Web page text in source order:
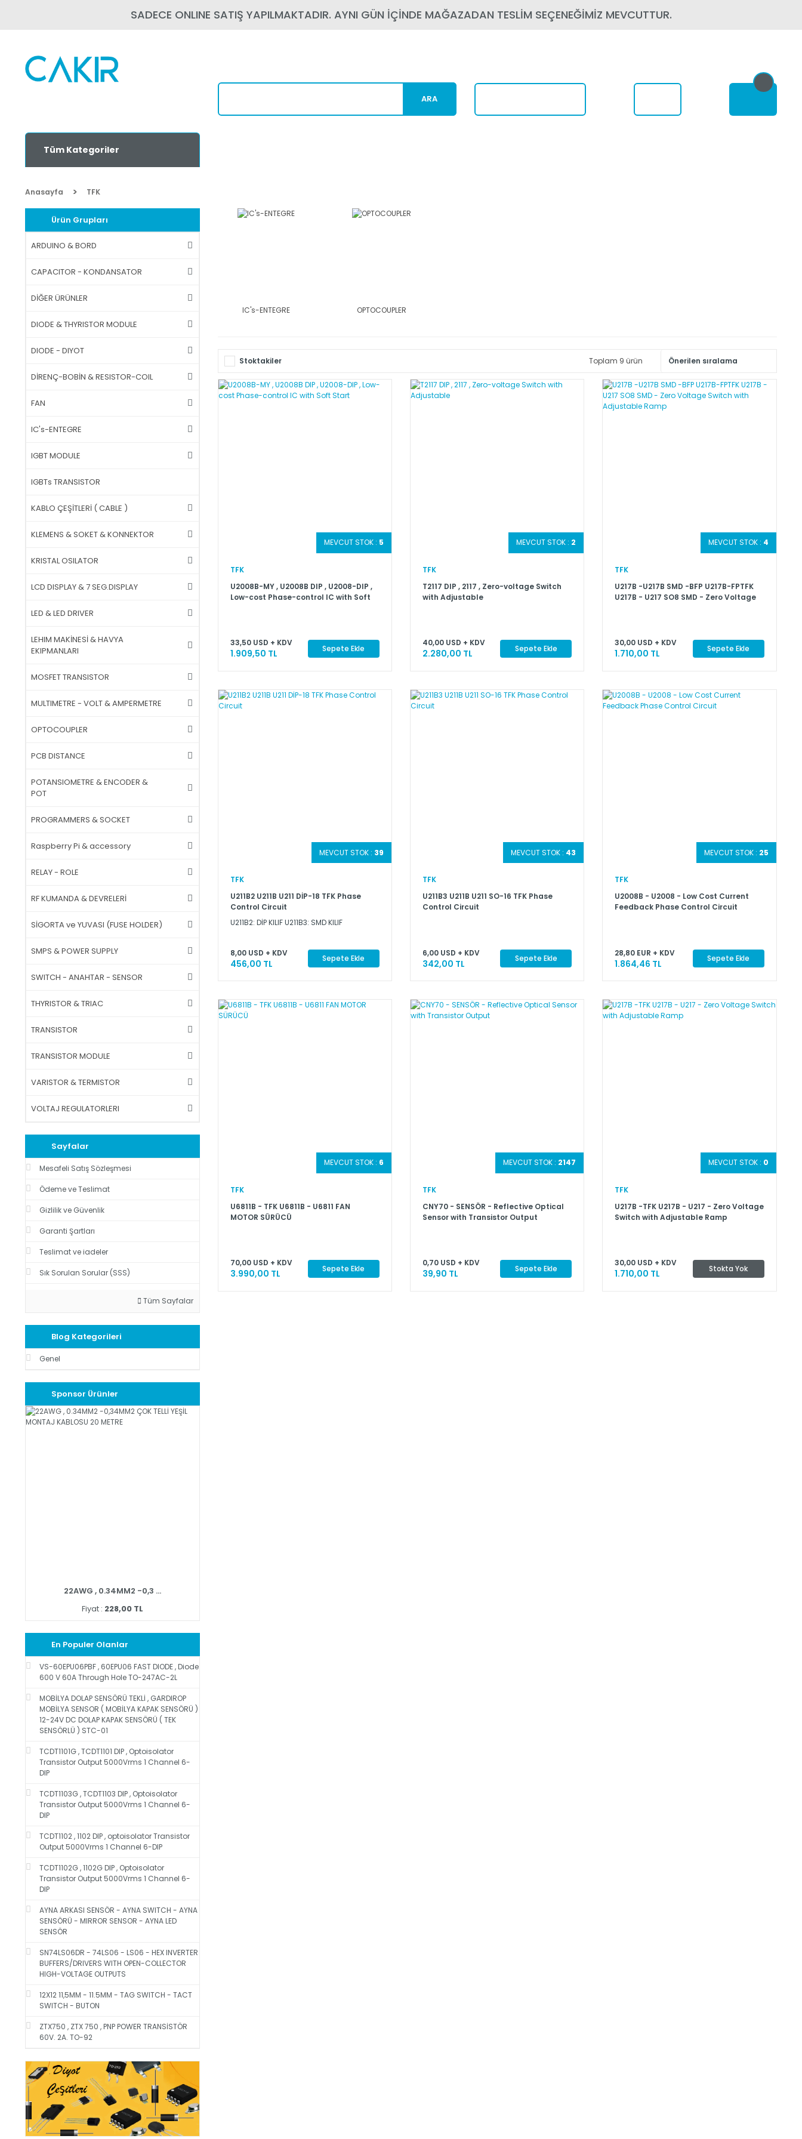
SADECE ONLINE SATIŞ YAPILMAKTADIR. AYNI GÜN İÇİNDE MAĞAZADAN TESLİM SEÇENEĞİMİZ MEVCUTTUR.
ARA
Tüm Kategoriler
Anasayfa TFK
Ürün Grupları
ARDUINO & BORD
CAPACITOR - KONDANSATOR
DİĞER ÜRÜNLER
DIODE & THYRISTOR MODULE
DIODE - DIYOT
DİRENÇ-BOBİN & RESISTOR-COIL
FAN
IC's-ENTEGRE
IGBT MODULE
IGBTs TRANSISTOR
KABLO ÇEŞİTLERİ ( CABLE )
KLEMENS & SOKET & KONNEKTOR
KRISTAL OSILATOR
LCD DISPLAY & 7 SEG.DISPLAY
LED & LED DRIVER
LEHIM MAKİNESİ & HAVYA
EKIPMANLARI
MOSFET TRANSISTOR
MULTIMETRE - VOLT & AMPERMETRE
OPTOCOUPLER
PCB DISTANCE
POTANSIOMETRE & ENCODER &
POT
PROGRAMMERS & SOCKET
Raspberry Pi & accessory
RELAY - ROLE
RF KUMANDA & DEVRELERİ
SİGORTA ve YUVASI (FUSE HOLDER)
SMPS & POWER SUPPLY
SWITCH - ANAHTAR - SENSOR
THYRISTOR & TRIAC
TRANSISTOR
TRANSISTOR MODULE
VARISTOR & TERMISTOR
VOLTAJ REGULATORLERI
Sayfalar
Mesafeli Satış Sözleşmesi
Ödeme ve Teslimat
Gizlilik ve Güvenlik
Garanti Şartları
Teslimat ve iadeler
Sık Sorulan Sorular (SSS)
Tüm Sayfalar
Blog Kategorileri
Genel
Sponsor Ürünler
22AWG , 0.34MM2 -0,3 ...
Fiyat : 228,00 TL
En Populer Olanlar
VS-60EPU06PBF , 60EPU06 FAST DIODE , Diode
600 V 60A Through Hole TO-247AC-2L
MOBİLYA DOLAP SENSÖRÜ TEKLİ , GARDIROP
MOBİLYA SENSOR ( MOBİLYA KAPAK SENSÖRÜ )
12-24V DC DOLAP KAPAK SENSÖRÜ ( TEK
SENSÖRLÜ ) STC-01
TCDT1101G , TCDT1101 DIP , Optoisolator
Transistor Output 5000Vrms 1 Channel 6-
DIP
TCDT1103G , TCDT1103 DIP , Optoisolator
Transistor Output 5000Vrms 1 Channel 6-
DIP
TCDT1102 , 1102 DIP , optoisolator Transistor
Output 5000Vrms 1 Channel 6-DIP
TCDT1102G , 1102G DIP , Optoisolator
Transistor Output 5000Vrms 1 Channel 6-
DIP
AYNA ARKASI SENSÖR - AYNA SWITCH - AYNA
SENSÖRÜ - MIRROR SENSOR - AYNA LED
SENSÖR
SN74LS06DR - 74LS06 - LS06 - HEX INVERTER
BUFFERS/DRIVERS WITH OPEN-COLLECTOR
HIGH-VOLTAGE OUTPUTS
12X12 11,5MM - 11.5MM - TAG SWITCH - TACT
SWITCH - BUTON
ZTX750 , ZTX 750 , PNP POWER TRANSİSTÖR
60V. 2A. TO-92
IC's-ENTEGRE OPTOCOUPLER
Stoktakiler Toplam 9 ürün
MEVCUT STOK : 5
TFK
U2008B-MY , U2008B DIP , U2008-DIP ,
Low-cost Phase-control IC with Soft
33,50 USD + KDV
1.909,50 TL Sepete Ekle
MEVCUT STOK : 2
TFK
T2117 DIP , 2117 , Zero-voltage Switch
with Adjustable
40,00 USD + KDV
2.280,00 TL Sepete Ekle
MEVCUT STOK : 4
TFK
U217B -U217B SMD -BFP U217B-FPTFK
U217B - U217 SO8 SMD - Zero Voltage
30,00 USD + KDV
1.710,00 TL Sepete Ekle
MEVCUT STOK : 39
TFK
U211B2 U211B U211 DİP-18 TFK Phase
Control Circuit
U211B2: DİP KILIF U211B3: SMD KILIF
8,00 USD + KDV
456,00 TL Sepete Ekle
MEVCUT STOK : 43
TFK
U211B3 U211B U211 SO-16 TFK Phase
Control Circuit
6,00 USD + KDV
342,00 TL Sepete Ekle
MEVCUT STOK : 25
TFK
U2008B - U2008 - Low Cost Current
Feedback Phase Control Circuit
28,80 EUR + KDV
1.864,46 TL Sepete Ekle
MEVCUT STOK : 6
TFK
U6811B - TFK U6811B - U6811 FAN
MOTOR SÜRÜCÜ
70,00 USD + KDV
3.990,00 TL Sepete Ekle
MEVCUT STOK : 2147
TFK
CNY70 - SENSÖR - Reflective Optical
Sensor with Transistor Output
0,70 USD + KDV
39,90 TL Sepete Ekle
MEVCUT STOK : 0
TFK
U217B -TFK U217B - U217 - Zero Voltage
Switch with Adjustable Ramp
30,00 USD + KDV
1.710,00 TL Stokta Yok